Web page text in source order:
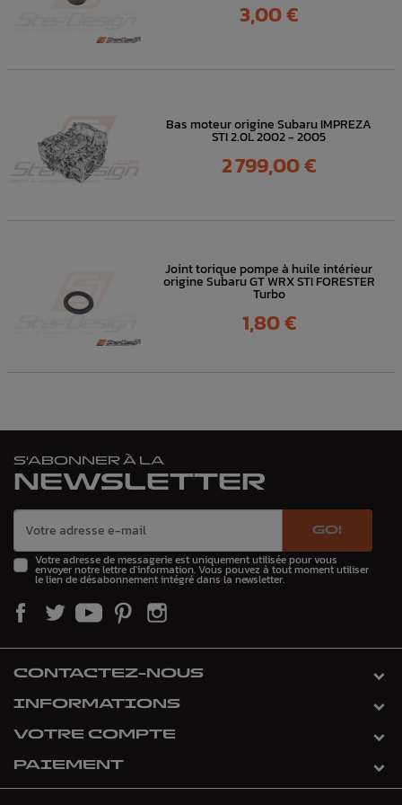
Prix
3,00 €
Bas moteur origine Subaru IMPREZA
STI 2.0L 2002 - 2005
Prix
2 799,00 €
Joint torique pompe à huile intérieur
origine Subaru GT WRX STI FORESTER
Turbo
Prix
1,80 €
S'ABONNER À LA
NEWSLETTER
GO!
Votre adresse de messagerie est uniquement utilisée pour vous
envoyer notre lettre d'information. Vous pouvez à tout moment utiliser
le lien de désabonnement intégré dans la newsletter.
CONTACTEZ-NOUS
INFORMATIONS
VOTRE COMPTE
PAIEMENT